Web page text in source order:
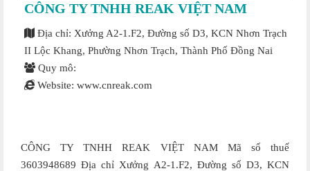
CÔNG TY TNHH REAK VIỆT NAM
Địa chỉ: Xưởng A2-1.F2, Đường số D3, KCN Nhơn Trạch
II Lộc Khang, Phường Nhơn Trạch, Thành Phố Đồng Nai
Quy mô:
Website: www.cnreak.com
CÔNG TY TNHH REAK VIỆT NAM Mã số thuế
3603948689 Địa chỉ Xưởng A2-1.F2, Đường số D3, KCN